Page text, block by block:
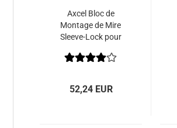
Axcel Bloc de
Montage de Mire
Sleeve-Lock pour
XP UNC 8-32
52,24 EUR